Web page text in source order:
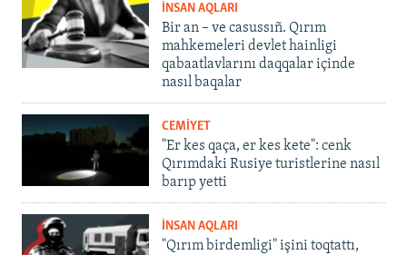
İNSAN AQLARI
Bir an – ve casussıñ. Qırım
mahkemeleri devlet hainligi
qabaatlavlarını daqqalar içinde
nasıl baqalar
CEMİYET
"Er kes qaça, er kes kete": cenk
Qırımdaki Rusiye turistlerine nasıl
barıp yetti
İNSAN AQLARI
"Qırım birdemligi" işini toqtattı,